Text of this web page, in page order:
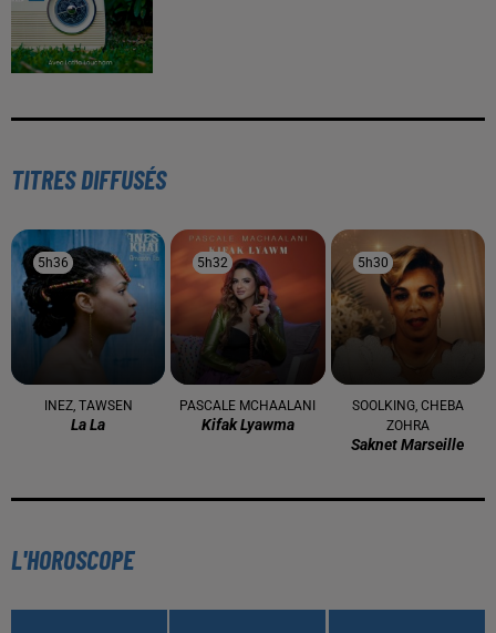
TITRES DIFFUSÉS
5h36
5h36
INEZ, TAWSEN
La La
5h32
5h32
PASCALE MCHAALANI
Kifak Lyawma
5h30
5h30
SOOLKING, CHEBA
ZOHRA
Saknet Marseille
L'HOROSCOPE